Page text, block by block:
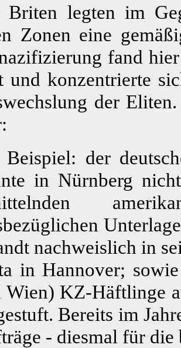
Briten legten im
Zonen eine
fand
und konzentrierte
der
der
in Nürnberg
nachweislich in
in Hannover;
Wien) KZ-Häftlinge
Bereits im
- diesmal für die